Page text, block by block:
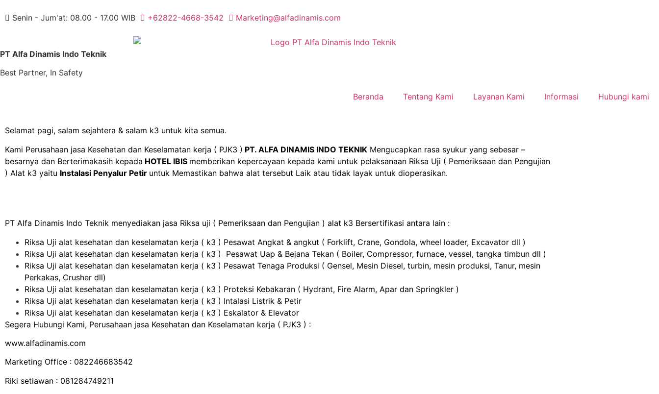
Senin - Jum'at: 08.00 - 17.00 WIB +62822-4668-3542 Marketing@alfadinamis.com
PT Alfa Dinamis Indo Teknik
Best Partner, In Safety
Beranda Tentang Kami Layanan Kami Informasi Hubungi kami
Selamat pagi, salam sejahtera & salam k3 untuk kita semua.
Kami Perusahaan jasa Kesehatan dan Keselamatan kerja ( PJK3 ) PT. ALFA DINAMIS INDO TEKNIK Mengucapkan rasa syukur yang sebesar –
besarnya dan Berterimakasih kepada HOTEL IBIS memberikan kepercayaan kepada kami untuk pelaksanaan Riksa Uji ( Pemeriksaan dan Pengujian
) Alat k3 yaitu Instalasi Penyalur Petir untuk Memastikan bahwa alat tersebut Laik atau tidak layak untuk dioperasikan.
PT Alfa Dinamis Indo Teknik menyediakan jasa Riksa uji ( Pemeriksaan dan Pengujian ) alat k3 Bersertifikasi antara lain :
Riksa Uji alat kesehatan dan keselamatan kerja ( k3 ) Pesawat Angkat & angkut ( Forklift, Crane, Gondola, wheel loader, Excavator dll )
Riksa Uji alat kesehatan dan keselamatan kerja ( k3 ) Pesawat Uap & Bejana Tekan ( Boiler, Compressor, furnace, vessel, tangka timbun dll )
Riksa Uji alat kesehatan dan keselamatan kerja ( k3 ) Pesawat Tenaga Produksi ( Gensel, Mesin Diesel, turbin, mesin produksi, Tanur, mesin
Perkakas, Crusher dll)
Riksa Uji alat kesehatan dan keselamatan kerja ( k3 ) Proteksi Kebakaran ( Hydrant, Fire Alarm, Apar dan Springkler )
Riksa Uji alat kesehatan dan keselamatan kerja ( k3 ) Intalasi Listrik & Petir
Riksa Uji alat kesehatan dan keselamatan kerja ( k3 ) Eskalator & Elevator
Segera Hubungi Kami, Perusahaan jasa Kesehatan dan Keselamatan kerja ( PJK3 ) :
www.alfadinamis.com
Marketing Office : 082246683542
Riki setiawan : 081284749211